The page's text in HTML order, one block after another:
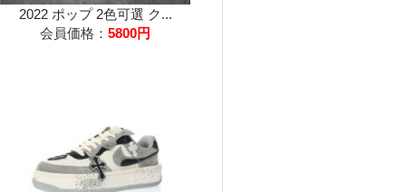
2022 ポップ 2色可選 ク...
会員価格： 5800円